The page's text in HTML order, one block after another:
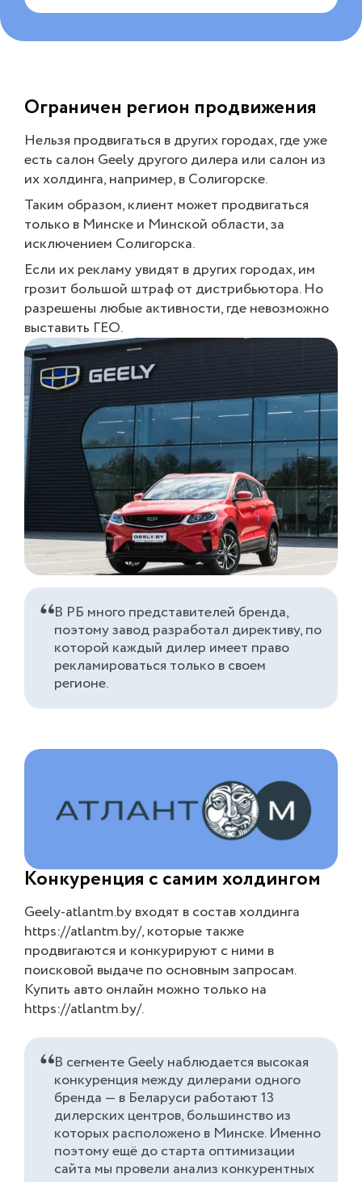
Ограничен регион продвижения
Нельзя продвигаться в других городах, где уже
есть салон Geely другого дилера или салон из
их холдинга, например, в Солигорске.
Таким образом, клиент может продвигаться
только в Минске и Минской области, за
исключением Солигорска.
Если их рекламу увидят в других городах, им
грозит большой штраф от дистрибьютора. Но
разрешены любые активности, где невозможно
выставить ГЕО.
В РБ много представителей бренда,
поэтому завод разработал директиву, по
которой каждый дилер имеет право
рекламироваться только в своем
регионе.
Конкуренция с самим холдингом
Geely-atlantm.by входят в состав холдинга
https://atlantm.by/, которые также
продвигаются и конкурируют с ними в
поисковой выдаче по основным запросам.
Купить авто онлайн можно только на
https://atlantm.by/.
В сегменте Geely наблюдается высокая
конкуренция между дилерами одного
бренда — в Беларуси работают 13
дилерских центров, большинство из
которых расположено в Минске. Именно
поэтому ещё до старта оптимизации
сайта мы провели анализ конкурентных